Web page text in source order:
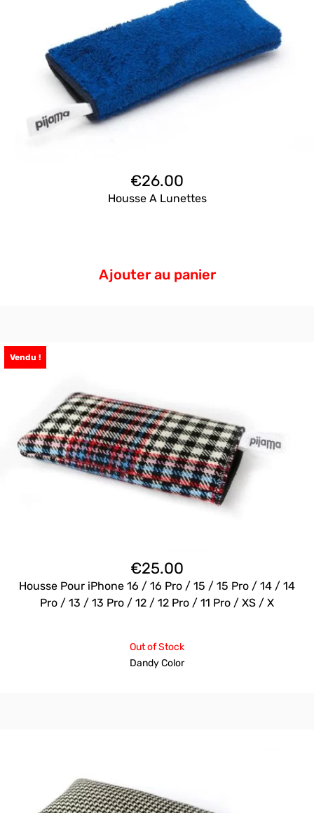
€26.00
Housse A Lunettes
Ajouter au panier
Vendu !
€25.00
Housse Pour iPhone 16 / 16 Pro / 15 / 15 Pro / 14 / 14
Pro / 13 / 13 Pro / 12 / 12 Pro / 11 Pro / XS / X
Out of Stock
Dandy Color